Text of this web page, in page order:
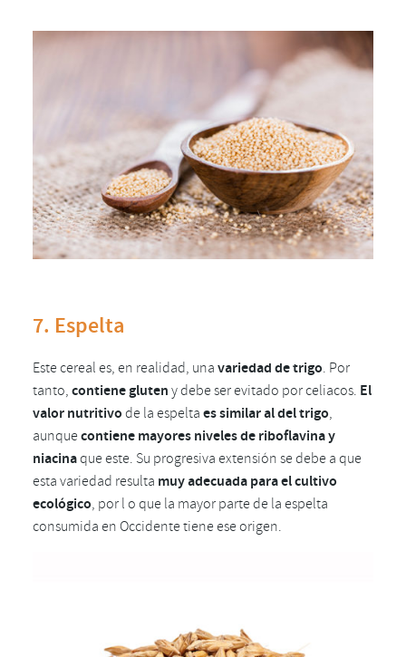
7. Espelta
Este cereal es, en realidad, una variedad de trigo. Por
tanto, contiene gluten y debe ser evitado por celiacos. El
valor nutritivo de la espelta es similar al del trigo,
aunquecontienemayores niveles de riboflavina y
niacinaque este. Su progresiva extensión se debe a que
esta variedad resulta muy adecuada para el cultivo
ecológico, por l o que la mayor parte de la espelta
consumida en Occidente tiene ese origen.